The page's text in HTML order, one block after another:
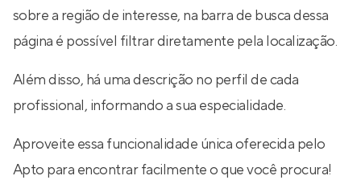
sobre a região de interesse, na barra de busca dessa
página é possível filtrar diretamente pela localização.
Além disso, há uma descrição no perfil de cada
profissional, informando a sua especialidade.
Aproveite essa funcionalidade única oferecida pelo
Apto para encontrar facilmente o que você procura!